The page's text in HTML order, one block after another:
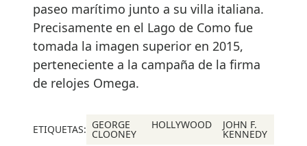
paseo marítimo junto a su villa italiana.
Precisamente en el Lago de Como fue
tomada la imagen superior en 2015,
perteneciente a la campaña de la firma
de relojes Omega.
ETIQUETAS: GEORGE
CLOONEY
HOLLYWOOD JOHN F.
KENNEDY